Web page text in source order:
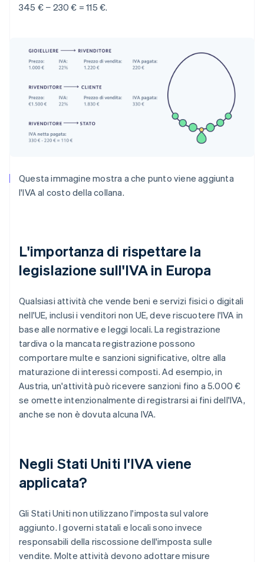
345 € − 230 € = 115 €.
Questa immagine mostra a che punto viene aggiunta
l'IVA al costo della collana.
L'importanza di rispettare la
legislazione sull'IVA in Europa
Qualsiasi attività che vende beni e servizi fisici o digitali
nell'UE, inclusi i venditori non UE, deve riscuotere l'IVA in
base alle normative e leggi locali. La registrazione
tardiva o la mancata registrazione possono
comportare multe e sanzioni significative, oltre alla
maturazione di interessi composti. Ad esempio, in
Austria, un'attività può ricevere sanzioni fino a 5.000 €
se omette intenzionalmente di registrarsi ai fini dell'IVA,
anche se non è dovuta alcuna IVA.
Negli Stati Uniti l'IVA viene
applicata?
Gli Stati Uniti non utilizzano l'imposta sul valore
aggiunto. I governi statali e locali sono invece
responsabili della riscossione dell'imposta sulle
vendite. Molte attività devono adottare misure